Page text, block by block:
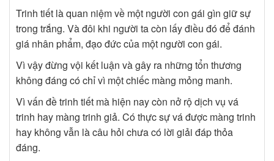
Trinh tiết là quan niệm về một người con gái gìn giữ sự
trong trắng. Và đôi khi người ta còn lấy điều đó để đánh
giá nhân phẩm, đạo đức của một người con gái.
Vì vậy đừng vội kết luận và gây ra những tổn thương
không đáng có chỉ vì một chiếc màng mỏng manh.
Vì vấn đề trinh tiết mà hiện nay còn nở rộ dịch vụ vá
trinh hay màng trinh giả. Có thực sự vá được màng trinh
hay không vẫn là câu hỏi chưa có lời giải đáp thỏa
đáng.